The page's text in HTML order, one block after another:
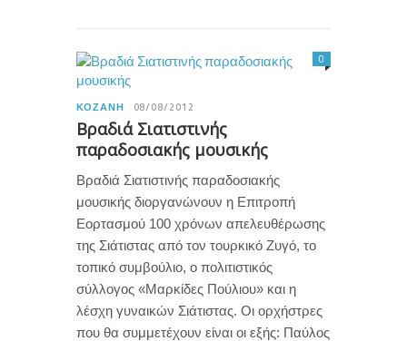
ΚΟΖΆΝΗ 08/08/2012
Βραδιά Σιατιστινής
παραδοσιακής μουσικής
0
Βραδιά Σιατιστινής παραδοσιακής
μουσικής διοργανώνουν η Επιτροπή
Εορτασμού 100 χρόνων απελευθέρωσης
της Σιάτιστας από τον τουρκικό Ζυγό, το
τοπικό συμβούλιο, ο πολιτιστικός
σύλλογος «Μαρκίδες Πούλιου» και η
λέσχη γυναικών Σιάτιστας. Οι ορχήστρες
που θα συμμετέχουν είναι οι εξής: Παύλος